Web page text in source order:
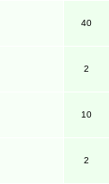
40
2
10
2